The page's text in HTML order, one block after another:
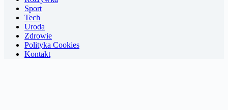
Sport
Tech
Uroda
Zdrowie
Polityka Cookies
Kontakt